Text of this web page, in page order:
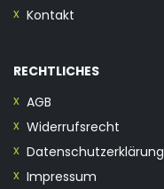
Kontakt
RECHTLICHES
AGB
Widerrufsrecht
Datenschutzerklärung
Impressum